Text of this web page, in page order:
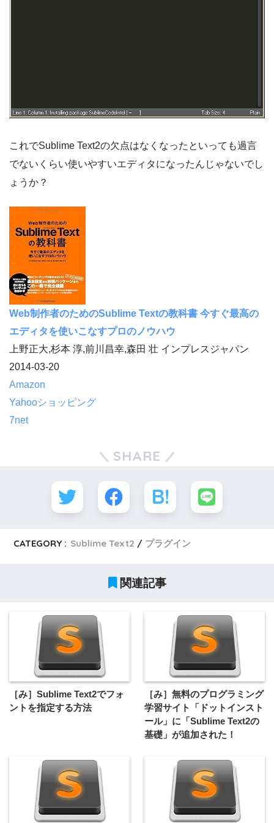
これでSublime Text2の欠点はなくなったといっても過言
でないくらい使いやすいエディタになったんじゃないでし
ょうか？
Web制作者のためのSublime Textの教科書 今すぐ最高の
エディタを使いこなすプロのノウハウ
上野正大,杉本 淳,前川昌幸,森田 壮 インプレスジャパン
2014-03-20
Amazon
Yahooショッピング
7net
SHARE
CATEGORY : Sublime Text2 プラグイン
関連記事
［み］Sublime Text2でフォ
ントを指定する方法
［み］無料のプログラミング
学習サイト「ドットインスト
ール」に「Sublime Text2の
基礎」が追加された！